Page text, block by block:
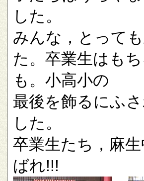
した。
みんな，とって
た。卒業生はも
も。小高小の
最後を飾るにふ
した。
卒業生たち，麻
ばれ!!!